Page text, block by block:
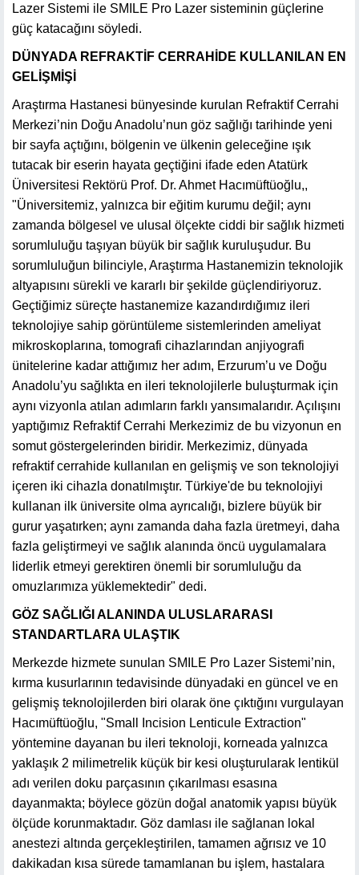
Lazer Sistemi ile SMILE Pro Lazer sisteminin güçlerine
güç katacağını söyledi.
DÜNYADA REFRAKTİF CERRAHİDE KULLANILAN EN
GELİŞMİŞİ
Araştırma Hastanesi bünyesinde kurulan Refraktif Cerrahi
Merkezi’nin Doğu Anadolu’nun göz sağlığı tarihinde yeni
bir sayfa açtığını, bölgenin ve ülkenin geleceğine ışık
tutacak bir eserin hayata geçtiğini ifade eden Atatürk
Üniversitesi Rektörü Prof. Dr. Ahmet Hacımüftüoğlu,,
"Üniversitemiz, yalnızca bir eğitim kurumu değil; aynı
zamanda bölgesel ve ulusal ölçekte ciddi bir sağlık hizmeti
sorumluluğu taşıyan büyük bir sağlık kuruluşudur. Bu
sorumluluğun bilinciyle, Araştırma Hastanemizin teknolojik
altyapısını sürekli ve kararlı bir şekilde güçlendiriyoruz.
Geçtiğimiz süreçte hastanemize kazandırdığımız ileri
teknolojiye sahip görüntüleme sistemlerinden ameliyat
mikroskoplarına, tomografi cihazlarından anjiyografi
ünitelerine kadar attığımız her adım, Erzurum’u ve Doğu
Anadolu’yu sağlıkta en ileri teknolojilerle buluşturmak için
aynı vizyonla atılan adımların farklı yansımalarıdır. Açılışını
yaptığımız Refraktif Cerrahi Merkezimiz de bu vizyonun en
somut göstergelerinden biridir. Merkezimiz, dünyada
refraktif cerrahide kullanılan en gelişmiş ve son teknolojiyi
içeren iki cihazla donatılmıştır. Türkiye'de bu teknolojiyi
kullanan ilk üniversite olma ayrıcalığı, bizlere büyük bir
gurur yaşatırken; aynı zamanda daha fazla üretmeyi, daha
fazla geliştirmeyi ve sağlık alanında öncü uygulamalara
liderlik etmeyi gerektiren önemli bir sorumluluğu da
omuzlarımıza yüklemektedir" dedi.
GÖZ SAĞLIĞI ALANINDA ULUSLARARASI
STANDARTLARA ULAŞTIK
Merkezde hizmete sunulan SMILE Pro Lazer Sistemi’nin,
kırma kusurlarının tedavisinde dünyadaki en güncel ve en
gelişmiş teknolojilerden biri olarak öne çıktığını vurgulayan
Hacımüftüoğlu, "Small Incision Lenticule Extraction"
yöntemine dayanan bu ileri teknoloji, korneada yalnızca
yaklaşık 2 milimetrelik küçük bir kesi oluşturularak lentikül
adı verilen doku parçasının çıkarılması esasına
dayanmakta; böylece gözün doğal anatomik yapısı büyük
ölçüde korunmaktadır. Göz damlası ile sağlanan lokal
anestezi altında gerçekleştirilen, tamamen ağrısız ve 10
dakikadan kısa sürede tamamlanan bu işlem, hastalara